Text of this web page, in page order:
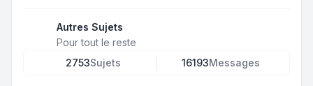
Autres Sujets
Pour tout le reste
2753Sujets 16193Messages